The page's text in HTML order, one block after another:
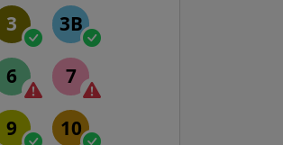
3 3B
6 7
9 10